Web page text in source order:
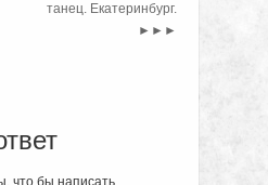
танец. Екатеринбург.
►►►
что бы написать